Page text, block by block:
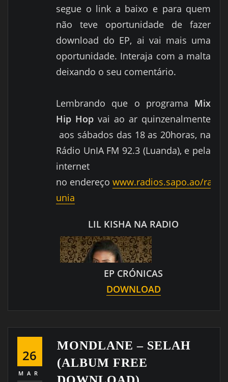
segue o link a baixo e para quem
não teve oportunidade de fazer
download do EP, ai vai mais uma
oportunidade. Interaja com a malta
deixando o seu comentário.
Lembrando que o programa Mix
Hip Hop vai ao ar quinzenalmente
aos sábados das 18 as 20horas, na
Rádio UnIA FM 92.3 (Luanda), e pela
internet
no endereçowww.radios.sapo.ao/
unia
LIL KISHA NA RADIO
EP CRÓNICAS
DOWNLOAD
26
MAR
MONDLANE – SELAH
(ALBUM FREE